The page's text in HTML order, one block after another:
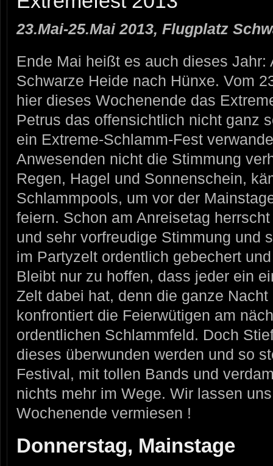
23.Mai-25.Mai 2013, Flugplatz
Ende Mai heißt es auch dieses
Schwarze Heide nach Hünxe. Vom
hier dieses Wochenende das
Petrus das offensichtlich nicht ganz
ein Extreme-Schlamm-Fest
Anwesenden nicht die Stimmung
Regen, Hagel und Sonnenschein,
Schlammpools, um vor der
feiern. Schon am Anreisetag
und sehr vorfreudige Stimmung und
im Partyzelt ordentlich gebechert
Bleibt nur zu hoffen, dass jeder ein
Zelt dabei hat, denn die ganze
konfrontiert die Feierwütigen am
ordentlichen Schlammfeld. Doch
dieses überwunden werden und so
Festival, mit tollen Bands und
nichts mehr im Wege. Wir lassen
Wochenende vermiesen !
Donnerstag, Mainstage